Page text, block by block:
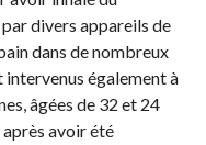
divers appareils de
dans de nombreux
également à
âgées de 32 et 24
après avoir été